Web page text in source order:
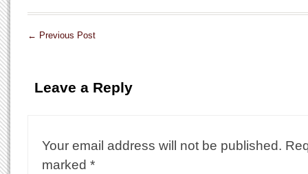
← Previous Post
Leave a Reply
Your email address will not be published.
marked *